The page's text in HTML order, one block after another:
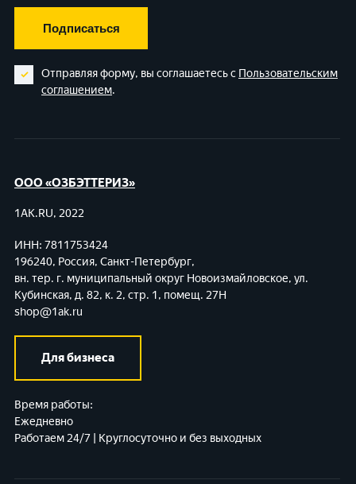
Подписаться
Отправляя форму, вы соглашаетесь с Пользовательским
соглашением.
ООО «ОЗБЭТТЕРИЗ»
1AK.RU, 2022
ИНН: 7811753424
196240, Россия, Санкт-Петербург,
вн. тер. г. муниципальный округ Новоизмайловское, ул.
Кубинская, д. 82, к. 2, стр. 1, помещ. 27Н
shop@1ak.ru
Для бизнеса
Время работы:
Ежедневно
Работаем 24/7 | Круглосуточно и без выходных